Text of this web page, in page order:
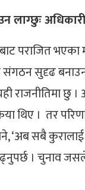
लाग्छुः अधिकारी
पराजित भएका
सुदृढ
राजनीतिमा छु
थिए । तर
‘अब सबै कुरालाई
। चुनाव